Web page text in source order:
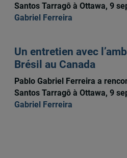
Santos Tarragô à Ottawa, 9
Gabriel Ferreira
Un entretien avec
Brésil au Canada
Pablo Gabriel Ferreira a
Santos Tarragô à Ottawa, 9
Gabriel Ferreira